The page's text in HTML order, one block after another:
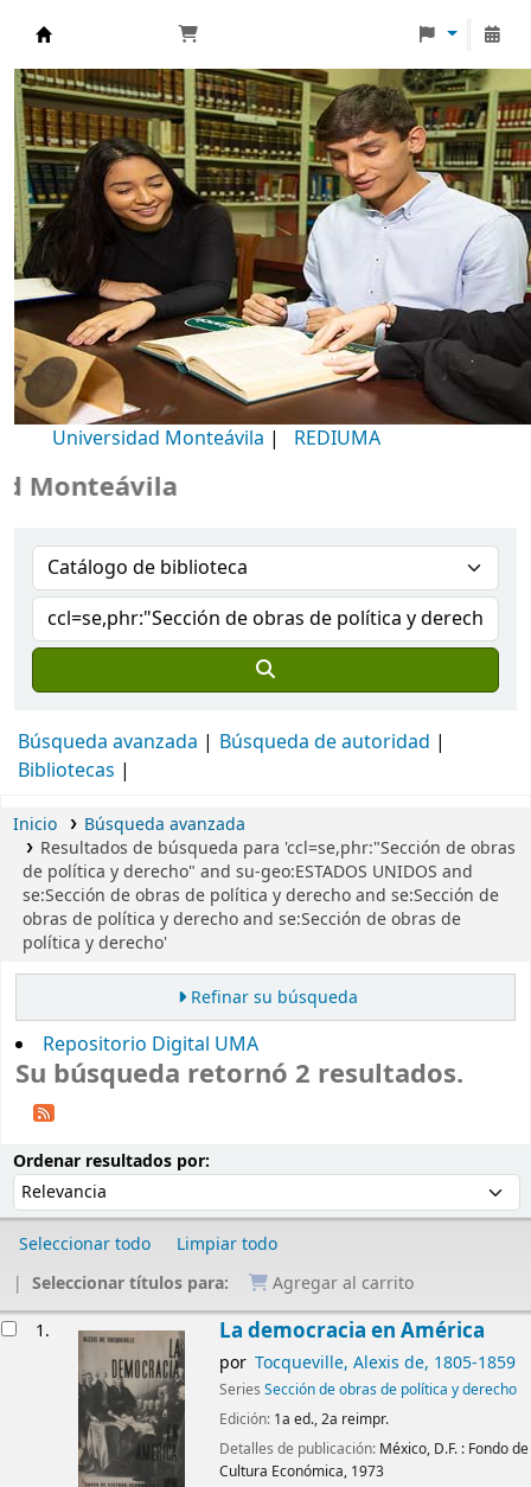
Biblioteca Universidad Monteávila
Universidad Monteávila | REDIUMA
Búsqueda avanzada
Búsqueda de autoridad
Bibliotecas
Inicio
Búsqueda avanzada
Resultados de búsqueda para 'ccl=se,phr:"Sección de obras
de política y derecho" and su-geo:ESTADOS UNIDOS and
se:Sección de obras de política y derecho and se:Sección de
obras de política y derecho and se:Sección de obras de
política y derecho'
Refinar su búsqueda
Repositorio Digital UMA
Su búsqueda retornó 2 resultados.
Ordenar resultados por:
Seleccionar todo
Limpiar todo
Seleccionar títulos para:
Agregar al carrito
1. La democracia en América
por Tocqueville, Alexis de, 1805-1859
Series Sección de obras de política y derecho
Edición: 1a ed., 2a reimpr.
Detalles de publicación: México, D.F. : Fondo de
Cultura Económica, 1973